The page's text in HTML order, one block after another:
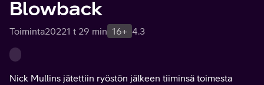
Blowback
Toiminta20221 t 29 min 16+ 4.3
Nick Mullins jätettiin ryöstön jälkeen tiiminsä toimesta